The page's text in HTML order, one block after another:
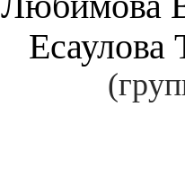
Есаулова